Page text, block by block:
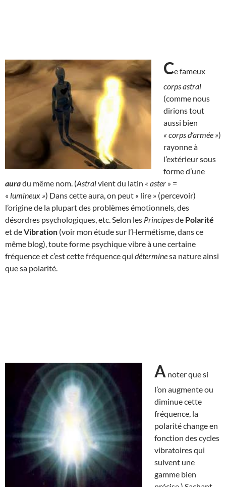
Ce fameux
corps astral
(comme nous
dirions tout
aussi bien
« corps d’armée »)
rayonne à
l’extérieur sous
forme d’une
auradu même nom. (Astralvient du latin « aster » =
« lumineux ») Dans cette aura, on peut « lire » (percevoir)
l’origine de la plupart des problèmes émotionnels, des
désordres psychologiques, etc. Selon les Principesde Polarité
et deVibration (voir mon étude sur l’Hermétisme, dans ce
même blog), toute forme psychique vibre à une certaine
fréquence et c’est cette fréquence qui déterminesa nature ainsi
que sa polarité.
A noter que si
l’on augmente ou
diminue cette
fréquence, la
polarité change en
fonction des cycles
vibratoires qui
suivent une
gamme bien